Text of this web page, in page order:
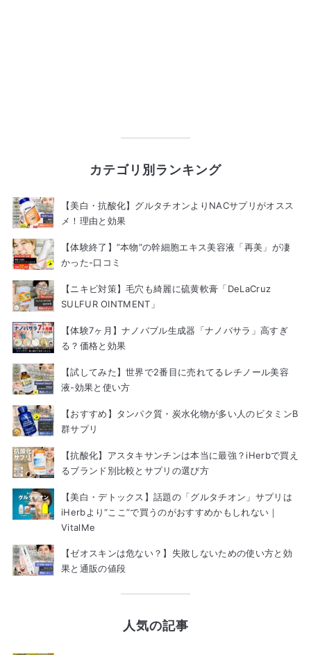
カテゴリ別ランキング
【美白・抗酸化】グルタチオンよりNACサプリがオスス
メ！理由と効果
【体験終了】”本物”の幹細胞エキス美容液「再美」が凄
かった-口コミ
【ニキビ対策】毛穴も綺麗に硫黄軟膏「DeLaCruz
SULFUR OINTMENT」
【体験7ヶ月】ナノバブル生成器「ナノバサラ」高すぎ
る？価格と効果
【試してみた】世界で2番目に売れてるレチノール美容
液-効果と使い方
【おすすめ】タンパク質・炭水化物が多い人のビタミンB
群サプリ
【抗酸化】アスタキサンチンは本当に最強？iHerbで買え
るブランド別比較とサプリの選び方
【美白・デトックス】話題の「グルタチオン」サプリは
iHerbより“ここ”で買うのがおすすめかもしれない｜
VitalMe
【ゼオスキンは危ない？】失敗しないための使い方と効
果と通販の値段
人気の記事